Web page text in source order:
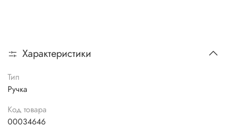
Характеристики
Тип
Ручка
Код товара
00034646